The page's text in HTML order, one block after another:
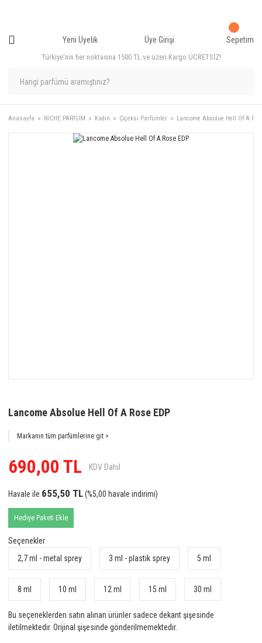
Türkiye'nin her noktasına 1500 TL ve üzeri Kargo ÜCRETSİZ!
Yeni Üyelik Üye Girişi Sepetim
Anasayfa NICHE PARFÜM Kadın Çiçeksi Parfümler Lancome Absolue Hell Of A
Lancome Absolue Hell Of A Rose EDP
Markanın tüm parfümlerine git >
690,00 TL KDV Dahil
Havale ile 655,50 TL(%5,00 havale indirimi)
Hediye Paketi Ekle
Seçenekler
2,7 ml - metal sprey
3 ml - plastik sprey 5 ml
8 ml 10 ml 12 ml 15 ml 30 ml
Bu seçeneklerden satın alınan ürünler sadece dekant şişesinde
iletilmektedir. Orijinal şişesinde gönderilmemektedir.